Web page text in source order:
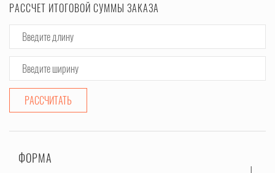
РАССЧЕТ ИТОГОВОЙ СУММЫ ЗАКАЗА
РАССЧИТАТЬ
ФОРМА